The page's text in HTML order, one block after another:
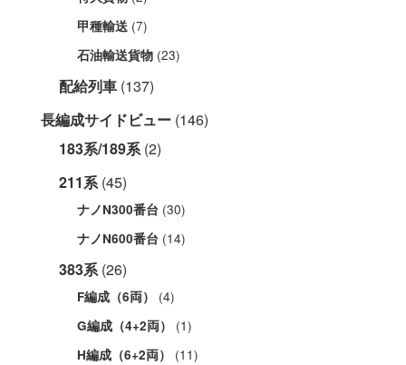
甲種輸送 (7)
石油輸送貨物 (23)
配給列車 (137)
長編成サイドビュー (146)
183系/189系(2)
211系(45)
ナノN300番台 (30)
ナノN600番台 (14)
383系(26)
F編成（6両） (4)
G編成（4+2両） (1)
H編成（6+2両） (11)